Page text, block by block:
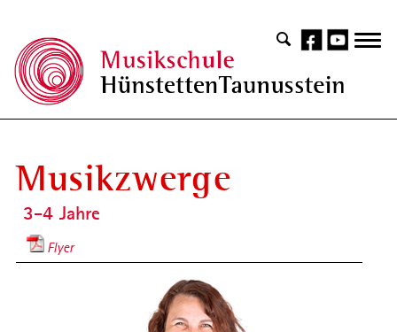
Musikzwerge
3-4 Jahre
Flyer